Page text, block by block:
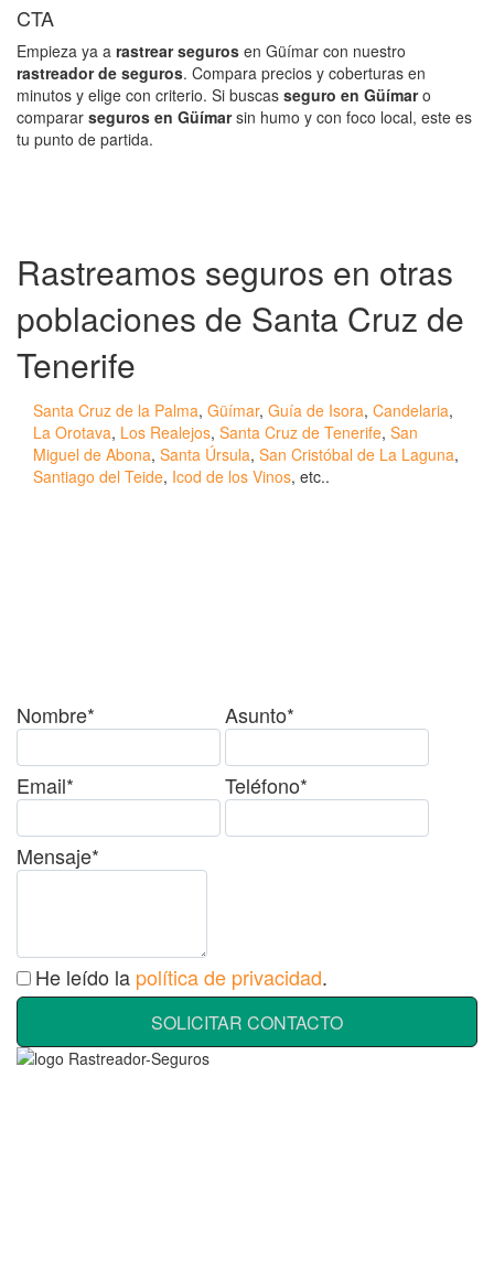
CTA
Empieza ya a rastrear seguros en Güímar con nuestro
rastreador de seguros. Compara precios y coberturas en
minutos y elige con criterio. Si buscas seguro en Güímaro
comparar seguros en Güímarsin humo y con foco local, este es
tu punto de partida.
Rastreamos seguros en otras
poblaciones de Santa Cruz de
Tenerife
Santa Cruz de la Palma, Güímar, Guía de Isora, Candelaria,
La Orotava, Los Realejos, Santa Cruz de Tenerife, San
Miguel de Abona, Santa Úrsula, San Cristóbal de La Laguna,
Santiago del Teide, Icod de los Vinos, etc..
Nombre* Asunto*
Email* Teléfono*
Mensaje*
He leído la política de privacidad.
SOLICITAR CONTACTO